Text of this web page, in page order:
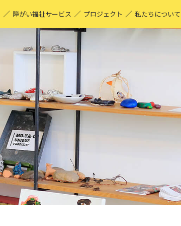
／ 障がい福祉サービス ／ プロジェクト
MO-YA-CO UNIQUE PRODUCT！
アーティストページ
MO-YA-CO キフ
／ 私たちについて